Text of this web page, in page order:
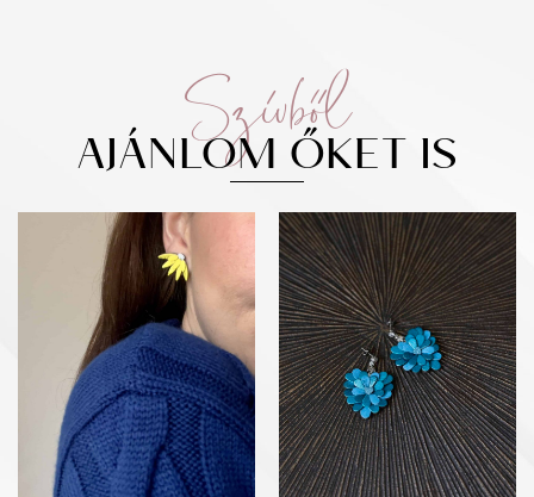
Szívből
AJÁNLOM ŐKET IS